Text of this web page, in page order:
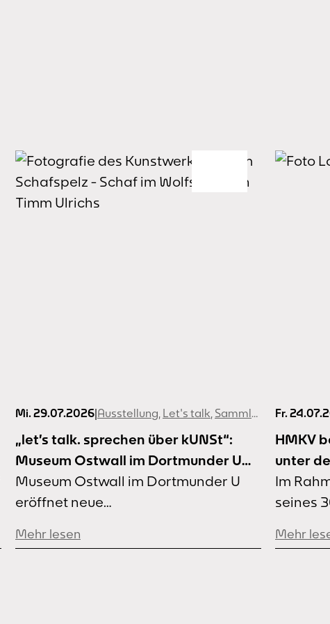
Mi. 29.07.2026|Ausstellung, Let's talk, Sammlungspräsentation
„let’s talk. sprechen über kUNSt“:
Museum Ostwall im Dortmunder U
eröffnet neue
Sammlungspräsentation im
Museum Ostwall im Dortmunder U
eröffnet neue
September.
Mehr lesen
Fr.
HMKV
unter
Im
seines
Mehr